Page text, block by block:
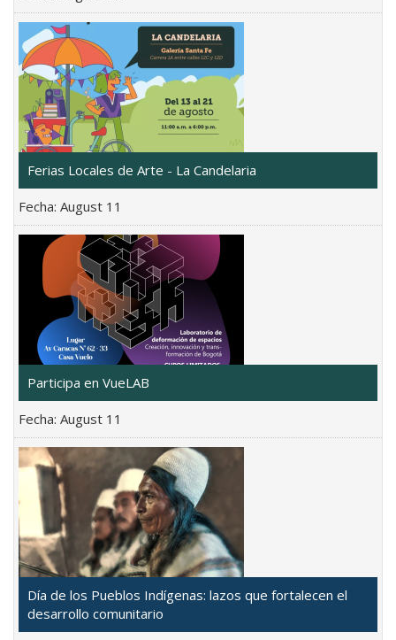
Ferias Locales de Arte - La Candelaria
Fecha: August 11
Participa en VueLAB
Fecha: August 11
Día de los Pueblos Indígenas: lazos que fortalecen el
desarrollo comunitario